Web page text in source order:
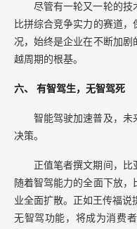
尽管有一轮又一轮的技
比拼综合竞争实力的赛道
况，始终是企业在不断加剧
越周期的根基。
六、 有智驾生，无智驾死
智能驾驶加速普及，未
决策。
正值笔者撰文期间，比
随着智驾能力的全面下放
业全面扩散。正如王传福说
无智驾功能，将成为消费